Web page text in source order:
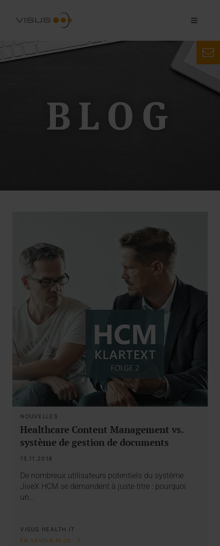
NOUVELLES
Healthcare Content Management vs.
système de gestion de documents
15.11.2018
De nombreux utilisateurs potentiels du système
JiveX HCM se demandent à juste titre : pourquoi
un…
VISUS HEALTH IT
EN SAVOIR PLUS